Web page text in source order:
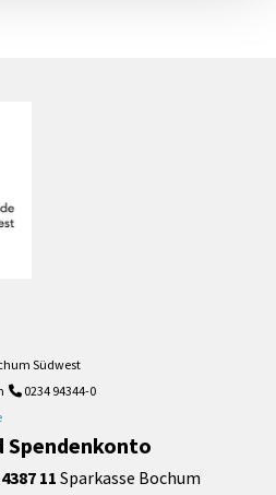
Südwest
 0234 94344-0
Spendenkonto
11 Sparkasse Bochum